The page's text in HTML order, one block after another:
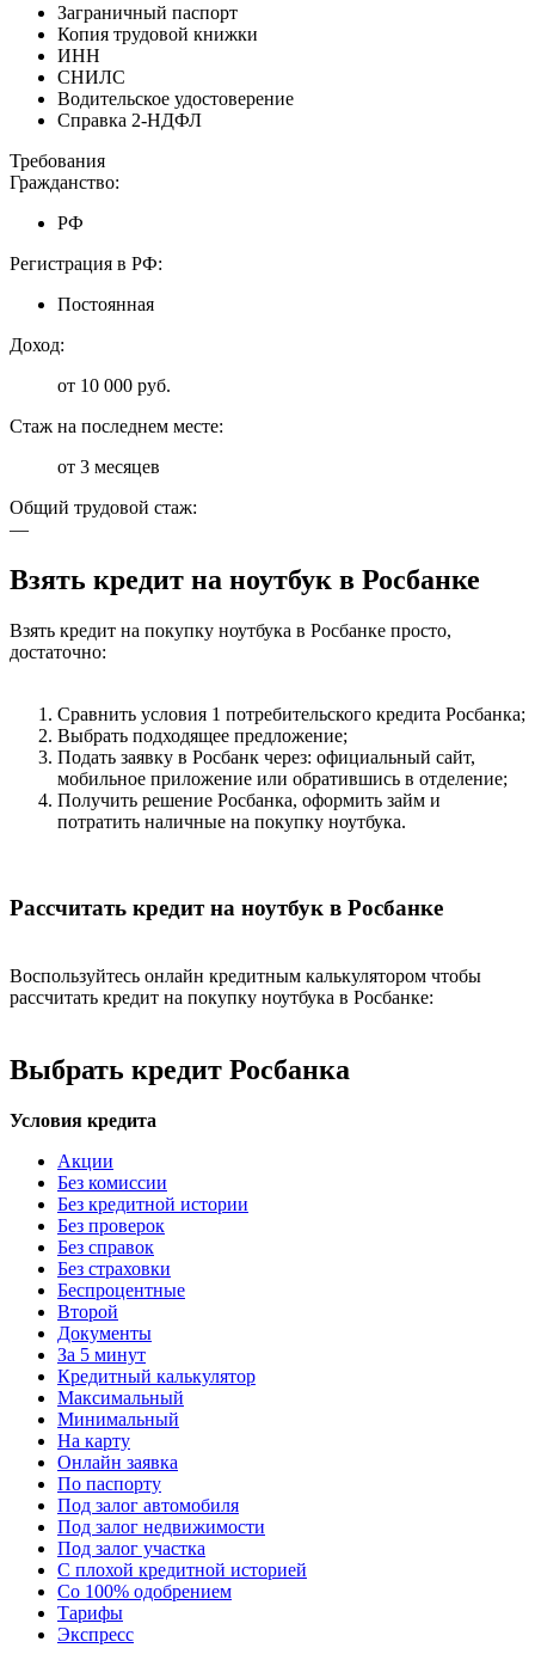
Заграничный паспорт
Копия трудовой книжки
ИНН
СНИЛС
Водительское удостоверение
Справка 2-НДФЛ
Требования
Гражданство:
РФ
Регистрация в РФ:
Постоянная
Доход:
от 10 000 руб.
Стаж на последнем месте:
от 3 месяцев
Общий трудовой стаж:
—
Взять кредит на ноутбук в Росбанке
Взять кредит на покупку ноутбука в Росбанке просто,
достаточно:
Сравнить условия 1 потребительского кредита Росбанка;
Выбрать подходящее предложение;
Подать заявку в Росбанк через: официальный сайт,
мобильное приложение или обратившись в отделение;
Получить решение Росбанка, оформить займ и
потратить наличные на покупку ноутбука.
Рассчитать кредит на ноутбук в Росбанке
Воспользуйтесь онлайн кредитным калькулятором чтобы
рассчитать кредит на покупку ноутбука в Росбанке:
Выбрать кредит Росбанка
Условия кредита
Акции
Без комиссии
Без кредитной истории
Без проверок
Без справок
Без страховки
Беспроцентные
Второй
Документы
За 5 минут
Кредитный калькулятор
Максимальный
Минимальный
На карту
Онлайн заявка
По паспорту
Под залог автомобиля
Под залог недвижимости
Под залог участка
С плохой кредитной историей
Со 100% одобрением
Тарифы
Экспресс